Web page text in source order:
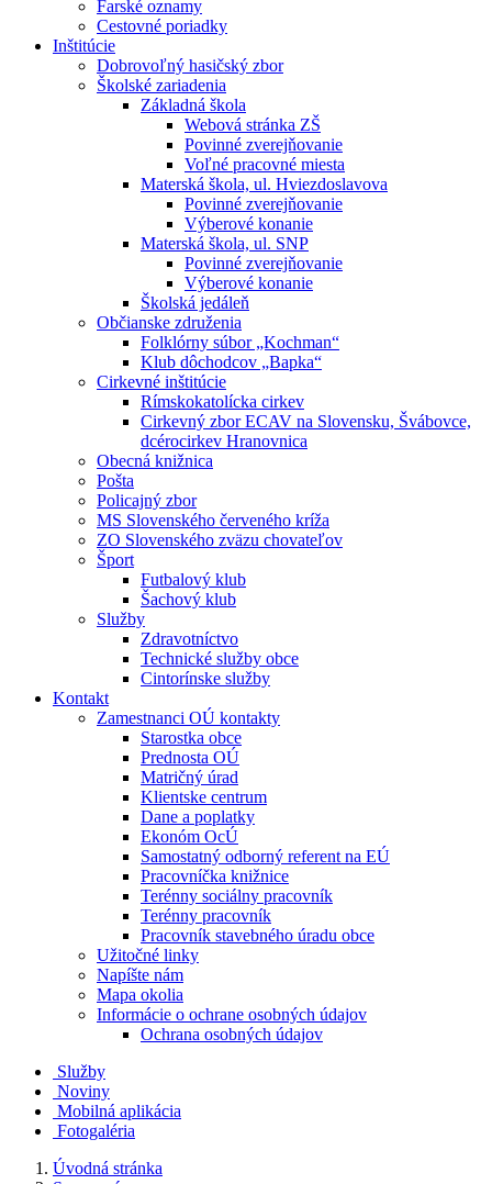
Farské oznamy
Cestovné poriadky
Inštitúcie
Dobrovoľný hasičský zbor
Školské zariadenia
Základná škola
Webová stránka ZŠ
Povinné zverejňovanie
Voľné pracovné miesta
Materská škola, ul. Hviezdoslavova
Povinné zverejňovanie
Výberové konanie
Materská škola, ul. SNP
Povinné zverejňovanie
Výberové konanie
Školská jedáleň
Občianske združenia
Folklórny súbor „Kochman“
Klub dôchodcov „Bapka“
Cirkevné inštitúcie
Rímskokatolícka cirkev
Cirkevný zbor ECAV na Slovensku, Švábovce,
dcérocirkev Hranovnica
Obecná knižnica
Pošta
Policajný zbor
MS Slovenského červeného kríža
ZO Slovenského zväzu chovateľov
Šport
Futbalový klub
Šachový klub
Služby
Zdravotníctvo
Technické služby obce
Cintorínske služby
Kontakt
Zamestnanci OÚ kontakty
Starostka obce
Prednosta OÚ
Matričný úrad
Klientske centrum
Dane a poplatky
Ekonóm OcÚ
Samostatný odborný referent na EÚ
Pracovníčka knižnice
Terénny sociálny pracovník
Terénny pracovník
Pracovník stavebného úradu obce
Užitočné linky
Napíšte nám
Mapa okolia
Informácie o ochrane osobných údajov
Ochrana osobných údajov
Služby
Noviny
Mobilná aplikácia
Fotogaléria
Úvodná stránka